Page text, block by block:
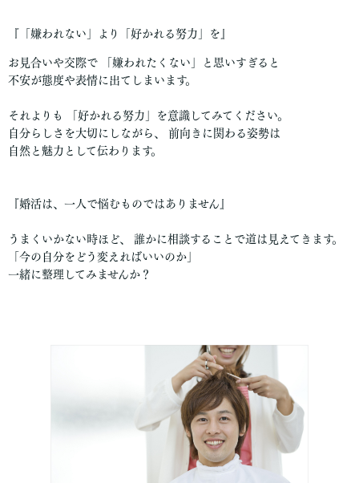
『「嫌われない」より「好かれる努力」を』
お見合いや交際で 「嫌われたくない」と思いすぎると
不安が態度や表情に出てしまいます。
それよりも 「好かれる努力」を意識してみてください。
自分らしさを大切にしながら、 前向きに関わる姿勢は
自然と魅力として伝わります。
『婚活は、一人で悩むものではありません』
うまくいかない時ほど、 誰かに相談することで道は見えてきます。
「今の自分をどう変えればいいのか」
一緒に整理してみませんか？